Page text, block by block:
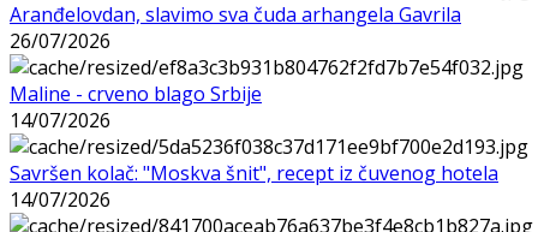
Aranđelovdan, slavimo sva čuda arhangela Gavrila
26/07/2026
Maline - crveno blago Srbije
14/07/2026
Savršen kolač: "Moskva šnit", recept iz čuvenog hotela
14/07/2026